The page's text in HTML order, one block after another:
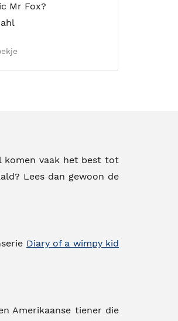
Mr Fox?
komen vaak het best tot
Lees dan gewoon de
Diary of a wimpy kid
Amerikaanse tiener die